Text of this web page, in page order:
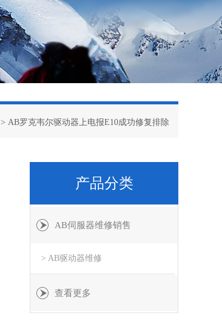
> AB罗克韦尔驱动器上电报E10成功修复排除
产品分类
AB伺服器维修销售
> AB驱动器维修
查看更多